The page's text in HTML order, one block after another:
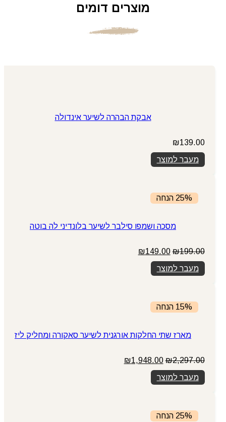
מוצרים דומים
אבקת הבהרה לשיער אינדולה
₪139.00
מעבר למוצר
25% הנחה
מסכה ושמפו סילבר לשיער בלונדיני לה בוטה
₪199.00
המחיר
המקורי
היה:
₪199.00.
₪149.00
מעבר למוצר
15% הנחה
מארז שתי החלקות אורגנית לשיער סאקורה ומחליק ליז
₪2,297.00
המחיר
המקורי
היה:
₪2,297.00.
₪1,948.00
מעבר למוצר
25% הנחה